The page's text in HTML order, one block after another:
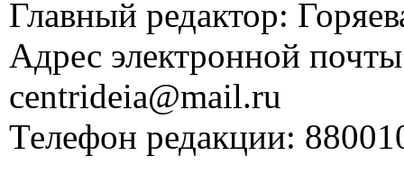
Главный редактор:
Адрес электронной
centrideia@mail.ru
Телефон редакции: